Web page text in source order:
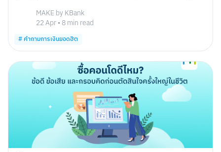
MAKE by KBank
22 Apr• 8min read
#คำถามการเงินยอดฮิต